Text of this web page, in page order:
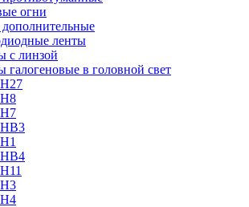
огни
ленты
с линзой
галогеновые в головной свет
H27
H8
H7
HB3
H1
HB4
H11
H3
H4